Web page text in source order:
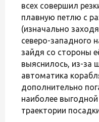
всех совершил
плавную петлю с
(изначально
северо-западного
зайдя со стороны
выяснилось, из-за
автоматика
дополнительно
наиболее
траектории